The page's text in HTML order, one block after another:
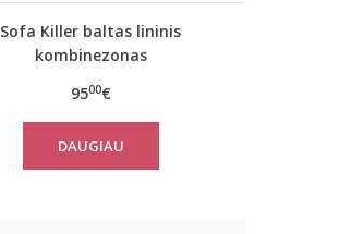
Sofa Killer baltas lininis
kombinezonas
9500€
DAUGIAU